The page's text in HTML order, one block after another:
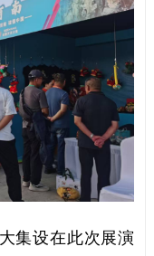
集设在此次展演